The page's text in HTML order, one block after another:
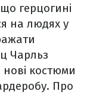
герцогині
на людях у
Чарльз
нові костюми
Про